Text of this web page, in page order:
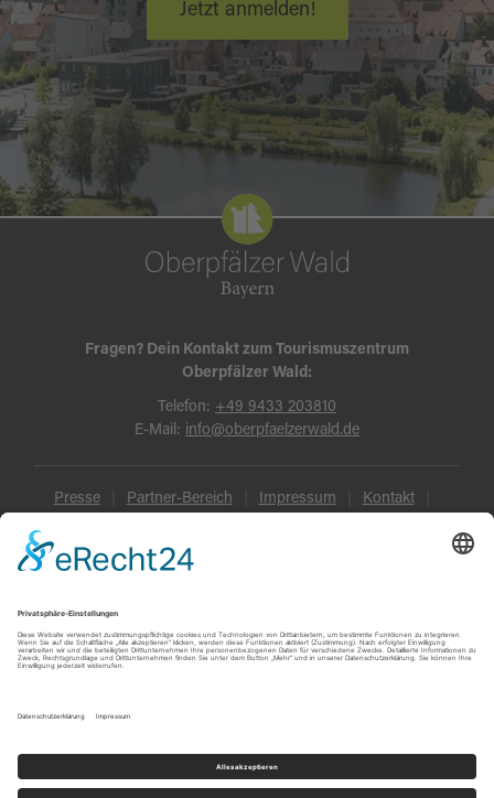
Jetzt anmelden!
Fragen? Dein Kontakt zum Tourismuszentrum
Oberpfälzer Wald:
Telefon: +49 9433 203810
E-Mail: info@oberpfaelzerwald.de
Presse Partner-Bereich Impressum Kontakt
Datenschutz